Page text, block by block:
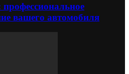
профессиональное
вашего автомобиля